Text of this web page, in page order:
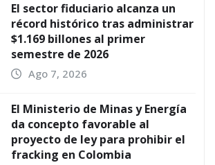
El sector fiduciario alcanza un
récord histórico tras administrar
$1.169 billones al primer
semestre de 2026
Ago 7, 2026
El Ministerio de Minas y Energía
da concepto favorable al
proyecto de ley para prohibir el
fracking en Colombia